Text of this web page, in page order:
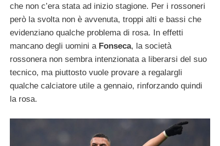
che non c’era stata ad inizio stagione. Per i rossoneri
però la svolta non è avvenuta, troppi alti e bassi che
evidenziano qualche problema di rosa. In effetti
mancano degli uomini a Fonseca, la società
rossonera non sembra intenzionata a liberarsi del suo
tecnico, ma piuttosto vuole provare a regalargli
qualche calciatore utile a gennaio, rinforzando quindi
la rosa.